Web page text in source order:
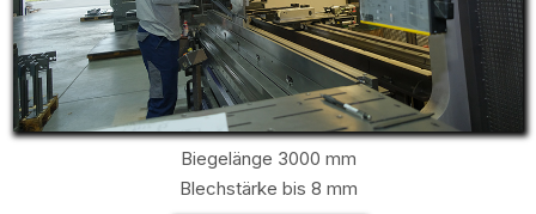
Biegelänge 3000 mm
Blechstärke bis 8 mm